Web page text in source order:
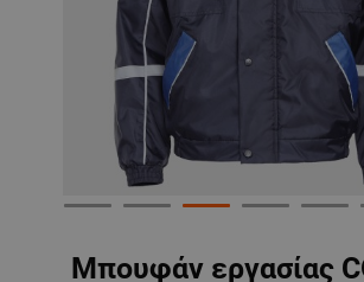
Μπουφάν εργασίας